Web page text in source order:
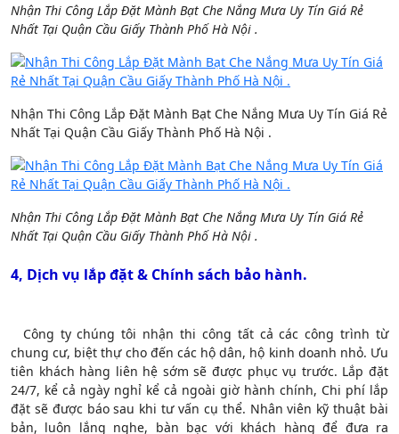
Nhận Thi Công Lắp Đặt Mành Bạt Che Nắng Mưa Uy Tín Giá Rẻ
Nhất Tại Quận Cầu Giấy Thành Phố Hà Nội .
Nhận Thi Công Lắp Đặt Mành Bạt Che Nắng Mưa Uy Tín Giá Rẻ
Nhất Tại Quận Cầu Giấy Thành Phố Hà Nội .
Nhận Thi Công Lắp Đặt Mành Bạt Che Nắng Mưa Uy Tín Giá Rẻ
Nhất Tại Quận Cầu Giấy Thành Phố Hà Nội .
4, Dịch vụ lắp đặt & Chính sách bảo hành.
Công ty chúng tôi nhận thi công tất cả các công trình từ
chung cư, biệt thự cho đến các hộ dân, hộ kinh doanh nhỏ. Ưu
tiên khách hàng liên hệ sớm sẽ được phục vụ trước. Lắp đặt
24/7, kể cả ngày nghỉ kể cả ngoài giờ hành chính, Chi phí lắp
đặt sẽ được báo sau khi tư vấn cụ thể. Nhân viên kỹ thuật bài
bản, luôn lắng nghe, bàn bạc với khách hàng để đưa ra